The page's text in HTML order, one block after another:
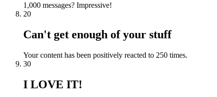
1,000 messages? Impressive!
20
Can't get enough of your stuff
Your content has been positively reacted to 250 times.
30
I LOVE IT!